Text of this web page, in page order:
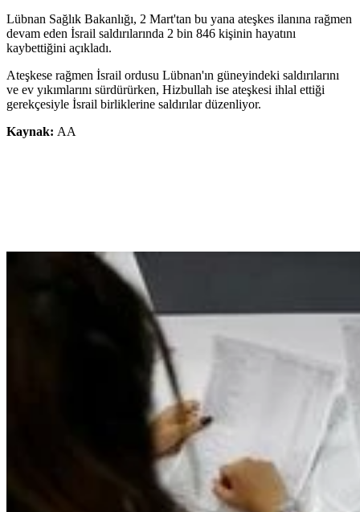
Lübnan Sağlık Bakanlığı, 2 Mart'tan bu yana ateşkes ilanına rağmen
devam eden İsrail saldırılarında 2 bin 846 kişinin hayatını
kaybettiğini açıkladı.
Ateşkese rağmen İsrail ordusu Lübnan'ın güneyindeki saldırılarını
ve ev yıkımlarını sürdürürken, Hizbullah ise ateşkesi ihlal ettiği
gerekçesiyle İsrail birliklerine saldırılar düzenliyor.
Kaynak: AA